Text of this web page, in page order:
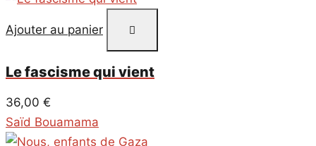
Ajouter au panier
Le fascisme qui vient
36,00 €
Saïd Bouamama